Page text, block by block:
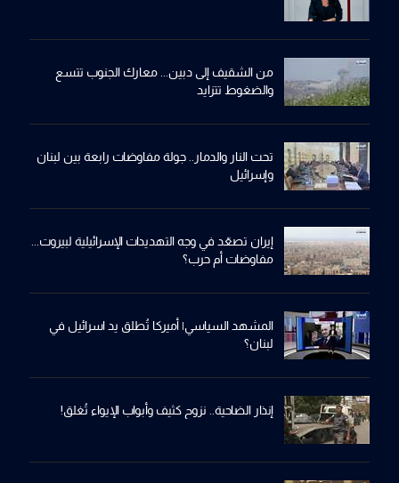
من الشقيف إلى دبين... معارك الجنوب تتسع
والضغوط تتزايد
تحت النار والدمار.. جولة مفاوضات رابعة بين لبنان
وإسرائيل
إيران تصعّد في وجه التهديدات الإسرائيلية لبيروت...
مفاوضات أم حرب؟
المشهد السياسي| أميركا تُطلق يد اسرائيل في
لبنان؟
إنذار الضاحية.. نزوح كثيف وأبواب الإيواء تُغلق!